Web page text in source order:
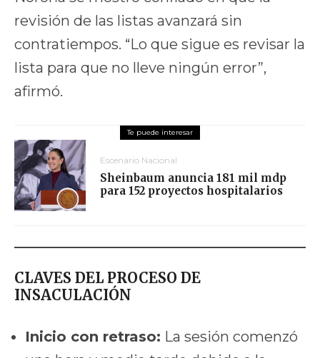
revisión de las listas avanzará sin
contratiempos. “Lo que sigue es revisar la
lista para que no lleve ningún error”,
afirmó.
Escenario Nacional
Sheinbaum anuncia 181 mil mdp
para 152 proyectos hospitalarios
CLAVES DEL PROCESO DE
INSACULACIÓN
Inicio con retraso: La sesión comenzó